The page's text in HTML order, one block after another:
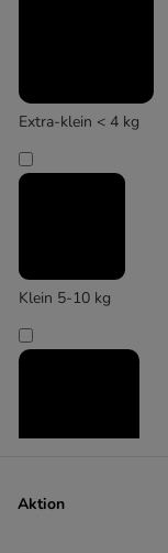
Mcboson
Extra-klein < 4 kg
Klein 5-10 kg
Aktion